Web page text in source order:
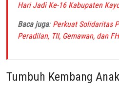
Hari Jadi Ke-16 Kabupaten
Baca juga: Perkuat Solidaritas
Peradilan, TII, Gemawan, dan
Tumbuh Kembang